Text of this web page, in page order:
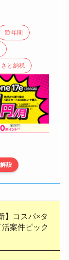
年間
と納税
説
】コスパ×タ
案件ピック